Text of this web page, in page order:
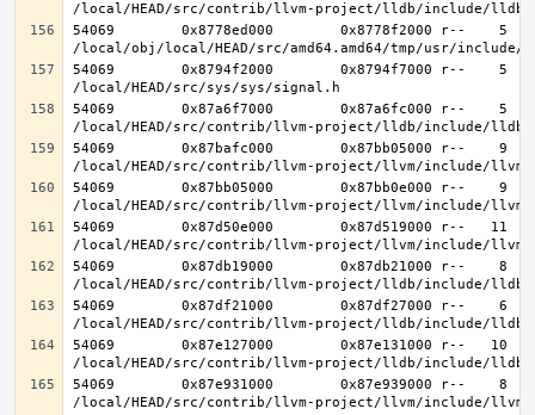
54069        0x8778ed000        0x8778f2000 r--    5
54069        0x8794f2000        0x8794f7000 r--    5
54069        0x87a6f7000        0x87a6fc000 r--    5
54069        0x87bafc000        0x87bb05000 r--    9
54069        0x87bb05000        0x87bb0e000 r--    9
54069        0x87d50e000        0x87d519000 r--   11
54069        0x87db19000        0x87db21000 r--    8
54069        0x87df21000        0x87df27000 r--    6
54069        0x87e127000        0x87e131000 r--   10
54069        0x87e931000        0x87e939000 r--    8